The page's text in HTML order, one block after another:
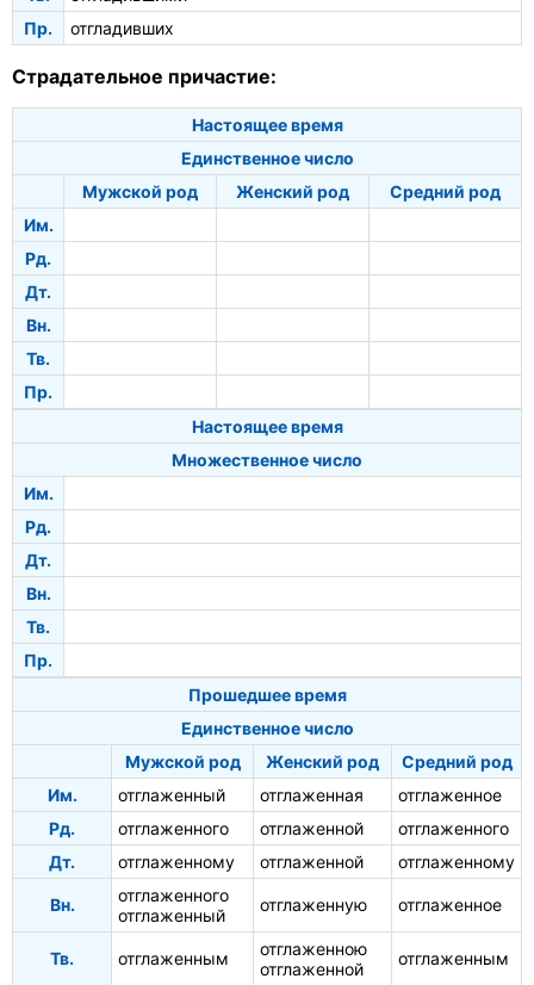
Пр.
отгладивших
Страдательное причастие:
Настоящее время
Единственное число
Мужской род
Женский род
Средний род
Им.
Рд.
Дт.
Вн.
Тв.
Пр.
Настоящее время
Множественное число
Им.
Рд.
Дт.
Вн.
Тв.
Пр.
Прошедшее время
Единственное число
Мужской род
Женский род
Средний род
Им.
отглаженный отглаженная
отглаженное
Рд.
отглаженного отглаженной
отглаженного
Дт.
отглаженному отглаженной отглаженному
Вн.
отглаженного
отглаженный
отглаженную отглаженное
Тв. отглаженным
отглаженною
отглаженной
отглаженным